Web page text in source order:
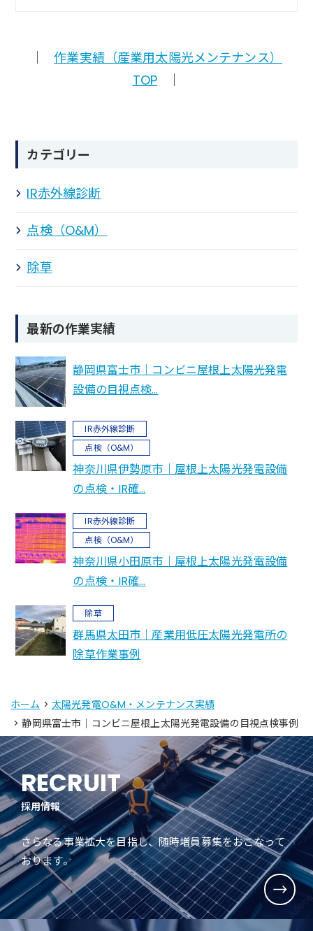
作業実績（産業用太陽光メンテナンス）
TOP
カテゴリー
IR赤外線診断
点検（O&M）
除草
最新の作業実績
静岡県富士市｜コンビニ屋根上太陽光発電
設備の目視点検…
IR赤外線診断
点検（O&M）
神奈川県伊勢原市｜屋根上太陽光発電設備
の点検・IR確…
IR赤外線診断
点検（O&M）
神奈川県小田原市｜屋根上太陽光発電設備
の点検・IR確…
除草
群馬県太田市｜産業用低圧太陽光発電所の
除草作業事例
ホーム > 太陽光発電O&M・メンテナンス実績
> 静岡県富士市｜コンビニ屋根上太陽光発電設備の目視点検事例
RECRUIT
採用情報
さらなる事業拡大を目指し、随時増員募集をおこなって
おります。